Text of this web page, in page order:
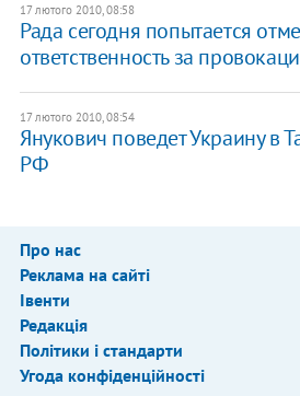
17 лютого 2010, 08:58
Рада сегодня попытается
ответственность за
17 лютого 2010, 08:54
Янукович поведет Украину в
РФ
Про нас
Реклама на сайті
Івенти
Редакція
Політики і стандарти
Угода конфіденційності